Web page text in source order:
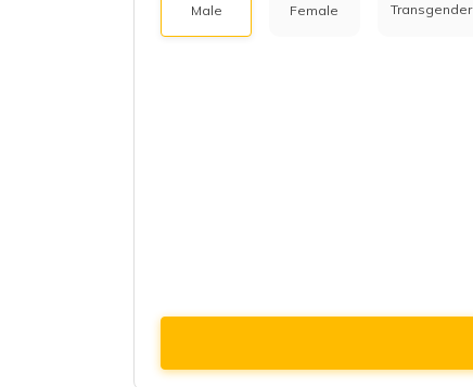
Male Female Transgender